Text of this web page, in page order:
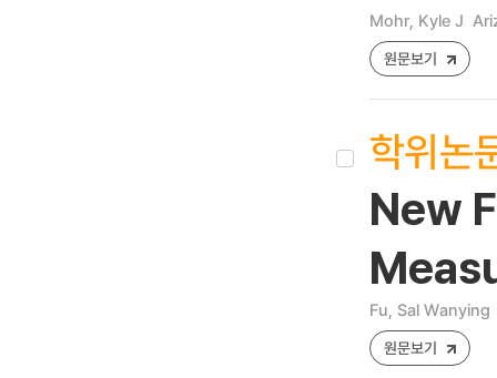
Mohr, Kyle J
원문보기
학위논
New
Fu, Sal Wanying
원문보기